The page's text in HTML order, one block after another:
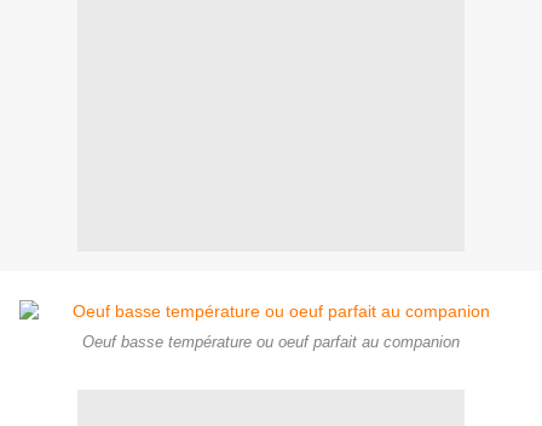
Oeuf basse température ou oeuf parfait au companion